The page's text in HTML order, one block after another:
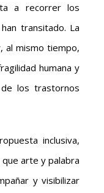
a recorrer los
transitado. La
al mismo tiempo,
humana y
los trastornos
inclusiva,
que arte y palabra
y visibilizar